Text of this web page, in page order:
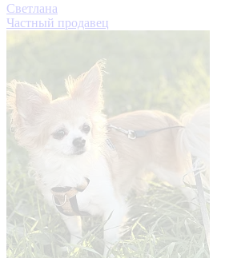
Светлана
Частный продавец